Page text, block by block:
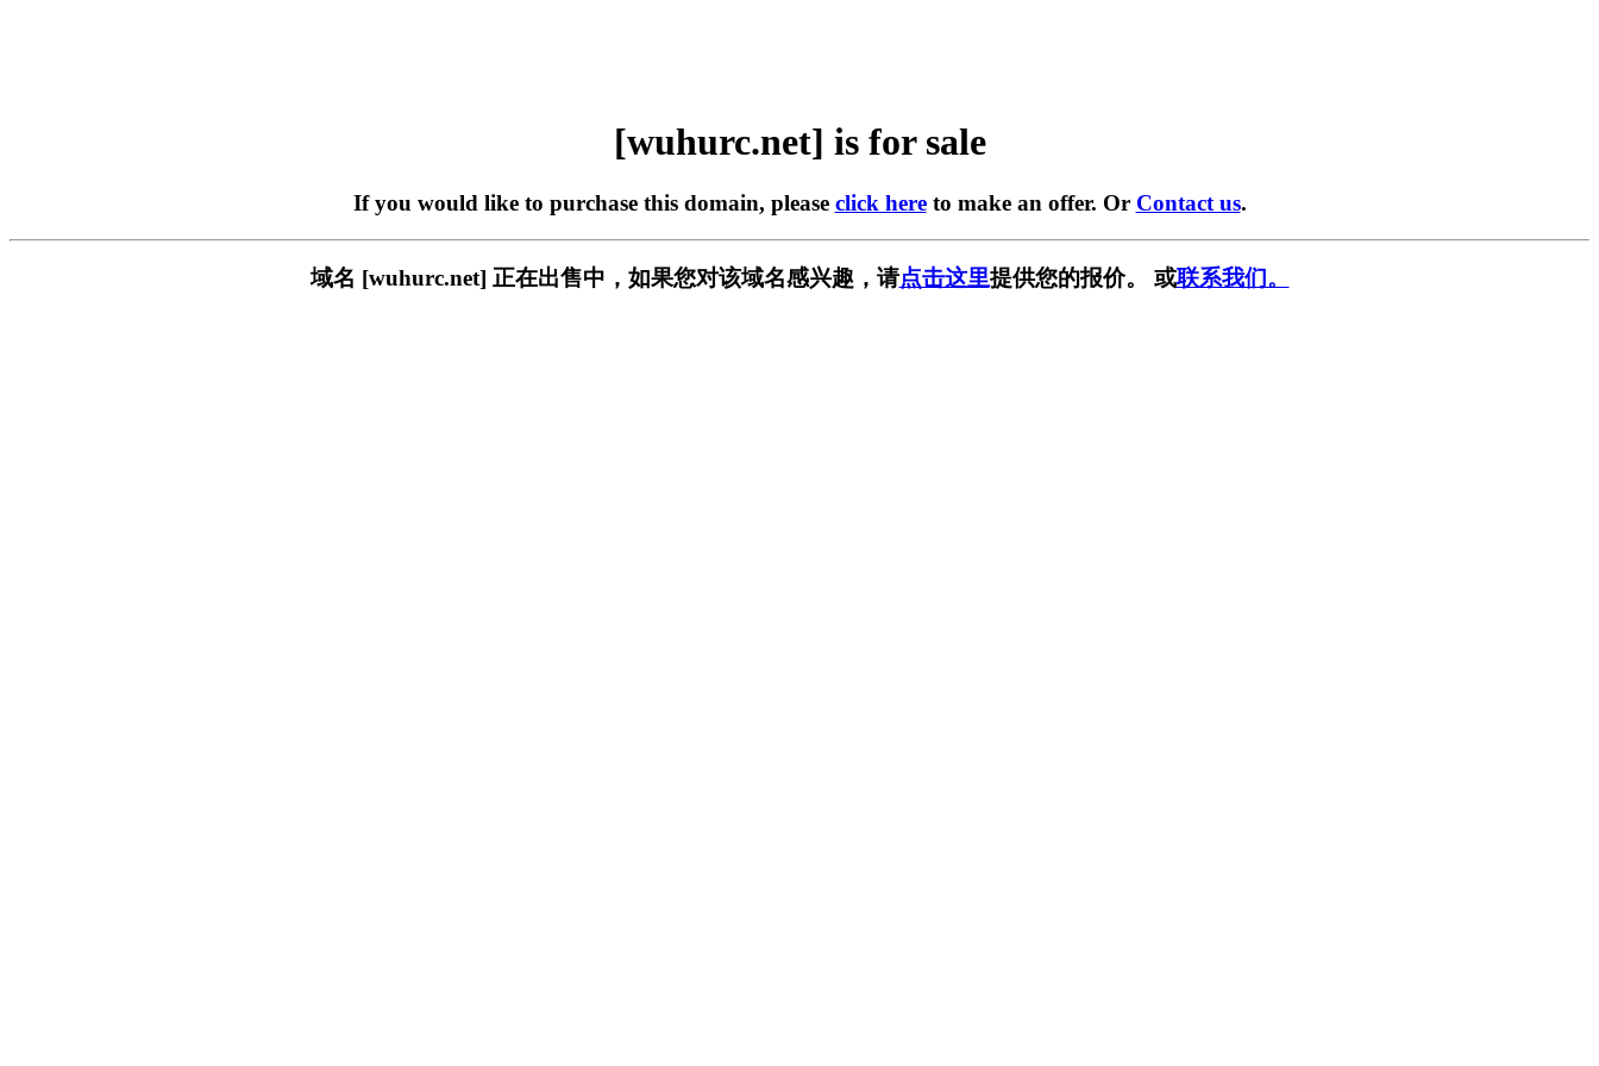
[wuhurc.net] is for sale
If you would like to purchase this domain, please click hereto make an offer. Or Contact us.
域名 [wuhurc.net] 正在出售中，如果您对该域名感兴趣，请点击这里提供您的报价。 或联系我们。